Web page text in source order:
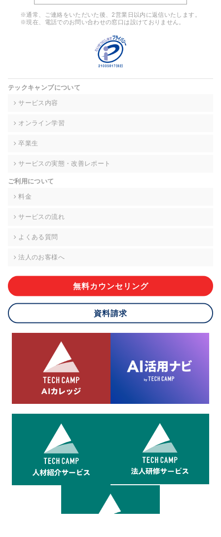
ンをとるために、氏名等の一部の情報をサービス内で使用する
チャットツールで発信することにより、本サービスの他の利用
者等に提供することがあります。
当社は事業運営上、前項利用目的の範囲に限って個人情報を外
高い委託先を選定し、個人情報の適正管理・機密保持について
個人情報の開示等(利用目的の通知、開示、内容の訂正・追加・
て、下記の当社問合わせ窓口に申し出ることができます。その
的な期間内に対応いたします。ただし、申請が本人確認が不可
により、ご希望に添えない場合があります。 なお、アクセスロ
グなどの個人情報以外の情報については、原則として開示等は
株式会社div 個人情報問合せ窓口
メールアドレス:privacy_policy@di-v.co.jp
ご本人様が当社に個人情報を提供されるかどうかは任意による
応ができない場合があります。
8.cookieにより取得・分析した情報とその利用について
当社は第三者が運営するデータ・マネジメント・プラットフォ
ームからcookieにより収集されたウェブの閲覧機歴及びその分
析結果を取得し、これをお客様の個人データと結びつけた上
で、広告配信等の目的で利用いたします。
※通常、ご連絡をいただいた後、2営業日以内に返信いたします。
※現在、電話でのお問い合わせの窓口は設けておりません。
テックキャンプについて
サービス内容
オンライン学習
卒業生
サービスの実態・改善レポート
ご利用について
料金
サービスの流れ
よくある質問
法人のお客様へ
無料カウンセリング
資料請求